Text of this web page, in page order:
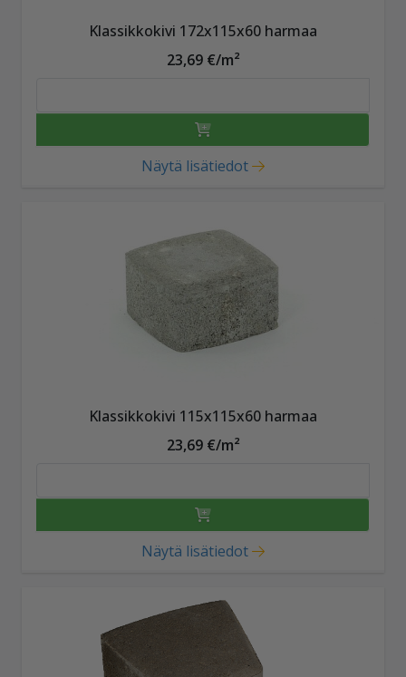
Klassikkokivi 172x115x60 harmaa
23,69 €/m²
Näytä lisätiedot
Klassikkokivi 115x115x60 harmaa
23,69 €/m²
Näytä lisätiedot